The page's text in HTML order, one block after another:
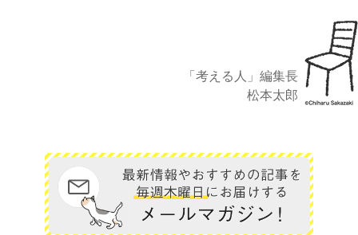
「考える人」編集長
松本太郎